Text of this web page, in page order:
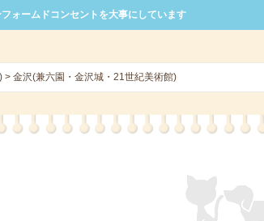
ォームドコンセントを大事にしています
> 金沢(兼六園・金沢城・21世紀美術館)